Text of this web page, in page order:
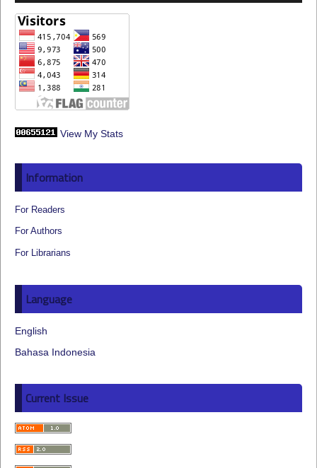
View My Stats
Information
For Readers
For Authors
For Librarians
Language
English
Bahasa Indonesia
Current Issue